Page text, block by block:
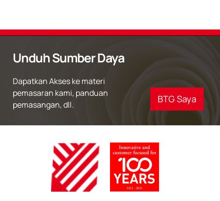
Unduh Sumber Daya
Dapatkan Akses ke materi
pemasaran kami, panduan
pemasangan, dll.
BTG Saya